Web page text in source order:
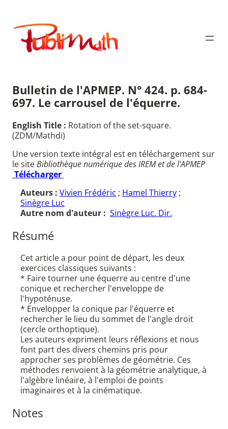
contenu
Publimath
Bulletin de l'APMEP. N° 424. p. 684-
697. Le carrousel de l'équerre.
English Title : Rotation of the set-square.
(ZDM/Mathdi)
Une version texte intégral est en téléchargement sur
le siteBibliothèque numérique des IREM et de l'APMEP
Télécharger
Auteurs : Vivien Frédéric ; Hamel Thierry ;
Sinègre Luc
Autre nom d'auteur : Sinègre Luc. Dir.
Résumé
Cet article a pour point de départ, les deux
exercices classiques suivants :
* Faire tourner une équerre au centre d'une
conique et rechercher l'enveloppe de
l'hypoténuse.
* Envelopper la conique par l'équerre et
rechercher le lieu du sommet de l'angle droit
(cercle orthoptique).
Les auteurs expriment leurs réflexions et nous
font part des divers chemins pris pour
approcher ses problèmes de géométrie. Ces
méthodes renvoient à la géométrie analytique, à
l'algèbre linéaire, à l'emploi de points
imaginaires et à la cinématique.
Notes